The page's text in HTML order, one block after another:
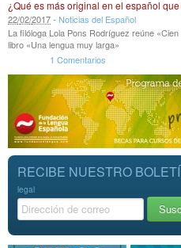
¿Qué es más original en el español
22/02/2017- Noticias del Español
La filóloga Lola Pons Rodríguez reúne
libro «Una lengua muy larga»
1 Comentarios
RECIBE NUESTRO
legal